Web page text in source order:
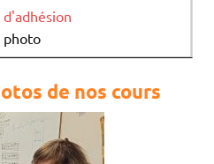
d'adhésion
photo
de nos cours